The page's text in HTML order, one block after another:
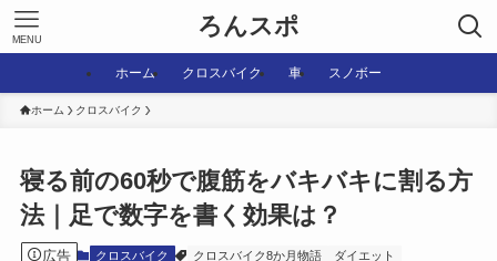
ろんスポ
MENU
ホーム クロスバイク 車 スノボー
ホーム クロスバイク
寝る前の60秒で腹筋をバキバキに割る方
法｜足で数字を書く効果は？
広告 クロスバイク クロスバイク8か月物語 ダイエット